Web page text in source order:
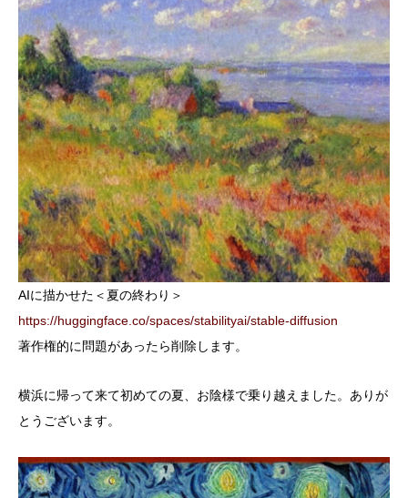
AIに描かせた＜夏の終わり＞
https://huggingface.co/spaces/stabilityai/stable-diffusion
著作権的に問題があったら削除します。
横浜に帰って来て初めての夏、お陰様で乗り越えました。ありが
とうございます。